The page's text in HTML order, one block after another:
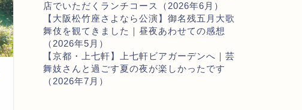
店でいただくランチコース（2026年6月）
【大阪松竹座さよなら公演】御名残五月大歌
舞伎を観てきました｜昼夜あわせての感想
（2026年5月）
【京都・上七軒】上七軒ビアガーデンへ｜芸
舞妓さんと過ごす夏の夜が楽しかったです
（2026年7月）